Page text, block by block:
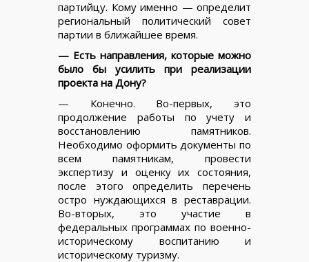
партийцу. Кому именно — определит
региональный политический совет
партии в ближайшее время.
— Есть направления, которые можно
было бы усилить при реализации
проекта на Дону?
— Конечно. Во-первых, это
продолжение работы по учету и
восстановлению памятников.
Необходимо оформить документы по
всем памятникам, провести
экспертизу и оценку их состояния,
после этого определить перечень
остро нуждающихся в реставрации.
Во-вторых, это участие в
федеральных программах по военно-
историческому воспитанию и
историческому туризму.